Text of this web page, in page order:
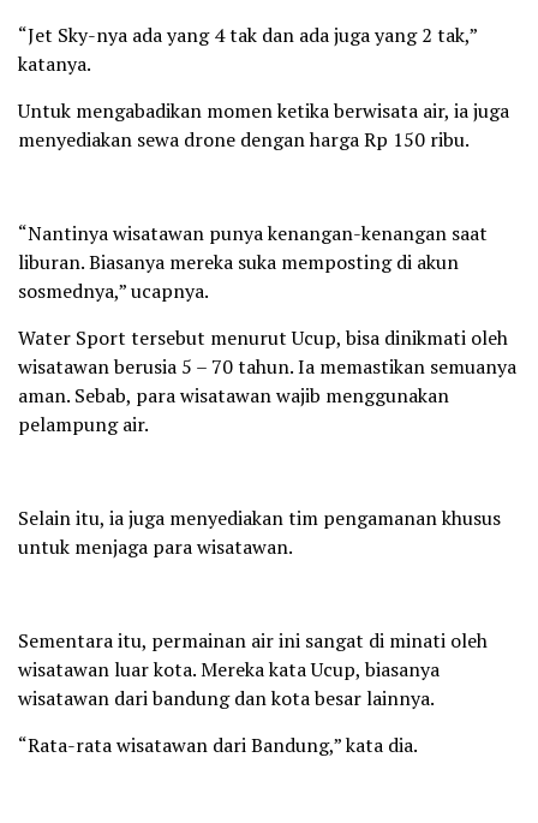
“Jet Sky-nya ada yang 4 tak dan ada juga yang 2 tak,”
katanya.
Untuk mengabadikan momen ketika berwisata air, ia juga
menyediakan sewa drone dengan harga Rp 150 ribu.
“Nantinya wisatawan punya kenangan-kenangan saat
liburan. Biasanya mereka suka memposting di akun
sosmednya,” ucapnya.
Water Sport tersebut menurut Ucup, bisa dinikmati oleh
wisatawan berusia 5 – 70 tahun. Ia memastikan semuanya
aman. Sebab, para wisatawan wajib menggunakan
pelampung air.
Selain itu, ia juga menyediakan tim pengamanan khusus
untuk menjaga para wisatawan.
Sementara itu, permainan air ini sangat di minati oleh
wisatawan luar kota. Mereka kata Ucup, biasanya
wisatawan dari bandung dan kota besar lainnya.
“Rata-rata wisatawan dari Bandung,” kata dia.